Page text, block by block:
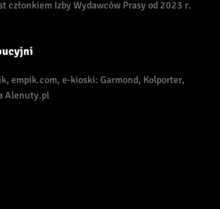
członkiem Izby Wydawców Prasy od 2023 r.
empik.com, e-kioski: Garmond, Kolporter,
Alenuty.pl